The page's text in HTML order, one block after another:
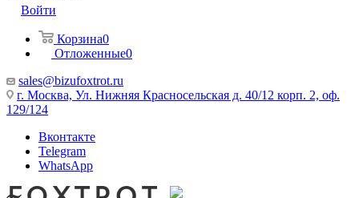
Войти
Корзина0
Отложенные0
sales@bizufoxtrot.ru
г. Москва, Ул. Нижняя Красносельская д. 40/12 корп. 2, оф.
129/124
Вконтакте
Telegram
WhatsApp